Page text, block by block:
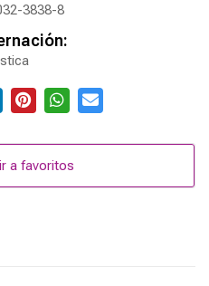
3838-8
a favoritos